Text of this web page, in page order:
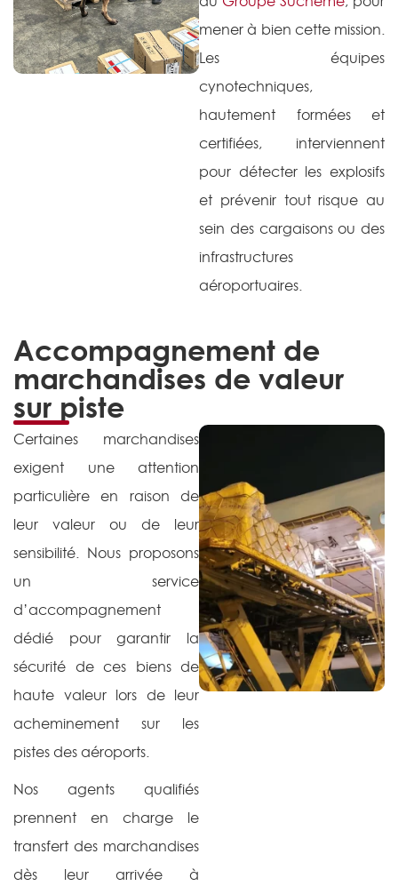
mener à bien cette mission.
Les équipes
cynotechniques,
hautement formées et
certifiées, interviennent
pour détecter les explosifs
et prévenir tout risque au
sein des cargaisons ou des
infrastructures
aéroportuaires.
Accompagnement de
marchandises de valeur
sur piste
Certaines marchandises
exigent une attention
particulière en raison de
leur valeur ou de leur
sensibilité. Nous proposons
un service
d’accompagnement
dédié pour garantir la
sécurité de ces biens de
haute valeur lors de leur
acheminement sur les
pistes des aéroports.
Nos agents qualifiés
prennent en charge le
transfert des marchandises
dès leur arrivée à